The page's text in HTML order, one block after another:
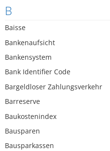
B
Baisse
Bankenaufsicht
Bankensystem
Bank Identifier Code
Bargeldloser Zahlungsverkehr
Barreserve
Baukostenindex
Bausparen
Bausparkassen